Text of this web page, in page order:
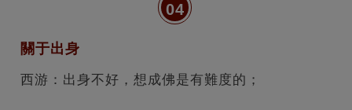
04
關于出身
西游： 出身不好，想成佛是有難度的；